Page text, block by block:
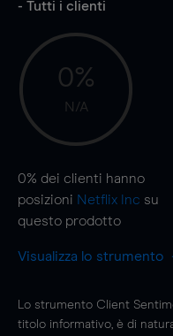
- Tutti i clienti
0%
N/A
0% dei clienti hanno
posizioni Netflix Inc su
questo prodotto
Visualizza lo strumento
Lo strumento Client
titolo informativo, è di